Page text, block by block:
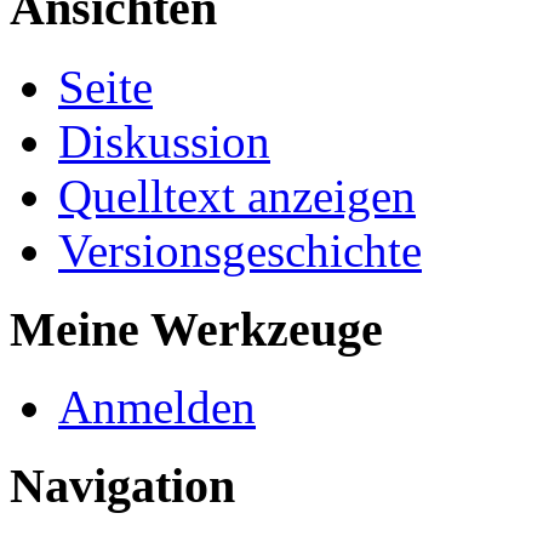
Seite
Diskussion
Quelltext anzeigen
Versionsgeschichte
Meine Werkzeuge
Anmelden
Navigation